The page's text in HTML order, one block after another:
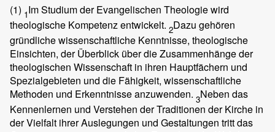
(1) 1Im Studium der Evangelischen Theologie wird
theologische Kompetenz entwickelt. 2Dazu gehören
gründliche wissenschaftliche Kenntnisse, theologische
Einsichten, der Überblick über die Zusammenhänge der
theologischen Wissenschaft in ihren Hauptfächern und
Spezialgebieten und die Fähigkeit, wissenschaftliche
Methoden und Erkenntnisse anzuwenden. 3Neben das
Kennenlernen und Verstehen der Traditionen der Kirche in
der Vielfalt ihrer Auslegungen und Gestaltungen tritt das